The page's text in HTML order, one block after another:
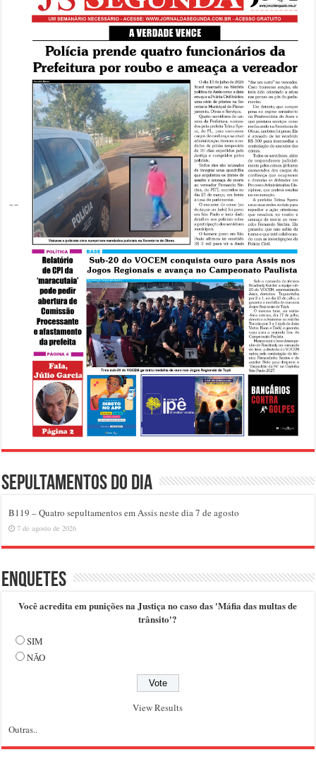
Sepultamentos do dia
B119 – Quatro sepultamentos em Assis neste dia 7 de agosto
7 de agosto de 2026
Enquetes
Você acredita em punições na Justiça no caso das 'Máfia das multas de
trânsito'?
SIM
NÃO
View Results
Outras..